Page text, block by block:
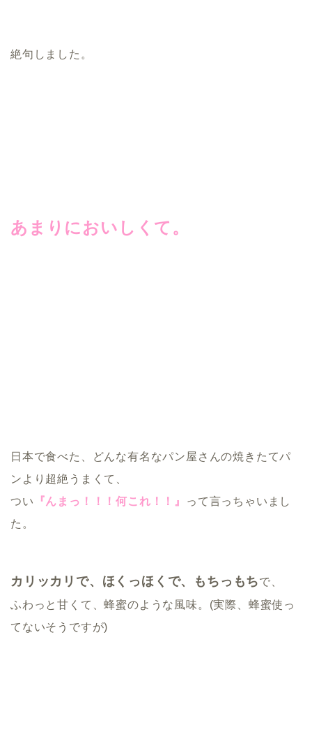
絶句しました。
あまりにおいしくて。
日本で食べた、どんな有名なパン屋さんの焼きたてパ
ンより超絶うまくて、
つい 『んまっ！！！何これ！！』
って言っちゃいまし
た。
カリッカリで、ほくっほくで、もちっもちで、
ふわっと甘くて、蜂蜜のような風味。(実際、蜂蜜使っ
てないそうですが)